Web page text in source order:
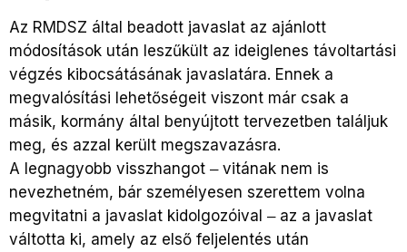
Az RMDSZ által beadott javaslat az ajánlott
módosítások után leszűkült az ideiglenes távoltartási
végzés kibocsátásának javaslatára. Ennek a
megvalósítási lehetőségeit viszont már csak a
másik, kormány által benyújtott tervezetben találjuk
meg, és azzal került megszavazásra.
A legnagyobb visszhangot ‒ vitának nem is
nevezhetném, bár személyesen szerettem volna
megvitatni a javaslat kidolgozóival ‒ az a javaslat
váltotta ki, amely az első feljelentés után